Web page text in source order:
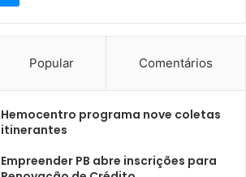
Popular Comentários
Hemocentro programa nove coletas
itinerantes
Empreender PB abre inscrições para